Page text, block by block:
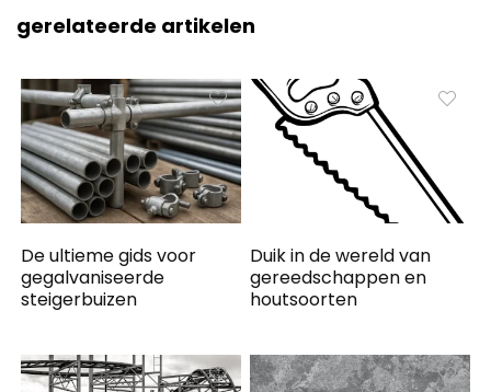
gerelateerde artikelen
De ultieme gids voor
gegalvaniseerde
steigerbuizen
Duik in de wereld van
gereedschappen en
houtsoorten